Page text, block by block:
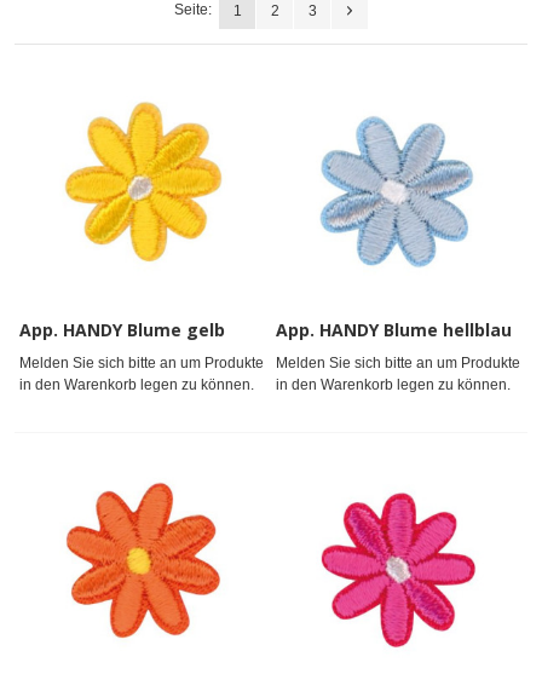
Seite: 1 2 3
App. HANDY Blume gelb
Melden Sie sich bitte an um Produkte
in den Warenkorb legen zu können.
App. HANDY Blume hellblau
Melden Sie sich bitte an um Produkte
in den Warenkorb legen zu können.